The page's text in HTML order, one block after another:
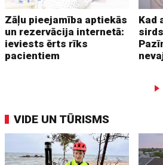
Zāļu pieejamība aptiekās
un rezervācija internetā:
ieviests ērts rīks
pacientiem
Kad
VIDE UN TŪRISMS